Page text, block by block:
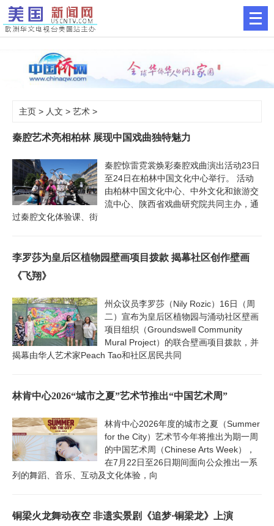
主页 > 人文 > 艺术 >
秦腔艺术亮相柏林 展现中国戏曲独特魅力
秦腔惊雷霓裳焕彩秦腔戏曲演出活动23日
至24日在柏林中国文化中心举行。 活动
由柏林中国文化中心、中外文化和旅游交
流中心、陕西省戏曲研究院共同主办，通
过秦腔文化体验课、街
李罗莎为皇后区植物园壁画项目拨款 揭幕社区创作壁画
《飞翔》
州众议员李罗莎（Nily Rozic）16日（周
二）宣布为皇后区植物园与涌动社区壁画
项目组织（Groundswell Community
Mural Project）的联合壁画项目拨款，并
揭幕由华人艺术家Peach Tao和社区居民共同
林肯中心2026“城市之夏”艺术节推出“中国艺术周”
林肯中心2026年度的城市之夏（Summer
for the City）艺术节今年将推出为期一周
的中国艺术周（Chinese Arts Week），
在7月22日至26日期间面向公众推出一系
列的舞蹈、音乐、互动及文化体验，向
铜梁火龙舞动夜空 非遗实景剧《追梦·铜梁龙》上演